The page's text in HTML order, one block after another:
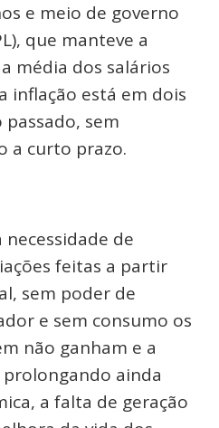
e meio de governo
que manteve a
média dos salários
inflação está em dois
sem
a curto prazo.
necessidade de
feitas a partir
sem poder de
e sem consumo os
não ganham e a
ainda
a falta de geração